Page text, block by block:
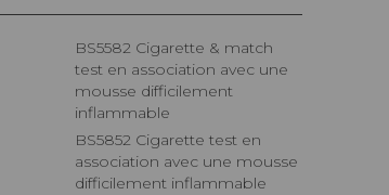
BS5582 Cigarette & match
test en association avec une
mousse difficilement
inflammable
BS5852 Cigarette test en
association avec une mousse
difficilement inflammable